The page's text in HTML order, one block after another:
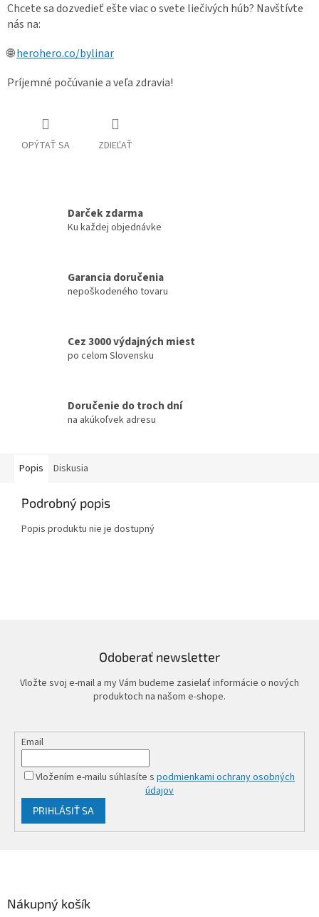
Chcete sa dozvedieť ešte viac o svete liečivých húb? Navštívte
nás na:
🌐herohero.co/bylinar
Príjemné počúvanie a veľa zdravia!
OPÝTAŤ SA ZDIEĽAŤ
Darček zdarma
Ku každej objednávke
Garancia doručenia
nepoškodeného tovaru
Cez 3000 výdajných miest
po celom Slovensku
Doručenie do troch dní
na akúkoľvek adresu
Popis Diskusia
Podrobný popis
Popis produktu nie je dostupný
Odoberať newsletter
Vložte svoj e-mail a my Vám budeme zasielať informácie o nových
produktoch na našom e-shope.
Email
Vložením e-mailu súhlasíte s podmienkami ochrany osobných
údajov
PRIHLÁSIŤ SA
Nákupný košík